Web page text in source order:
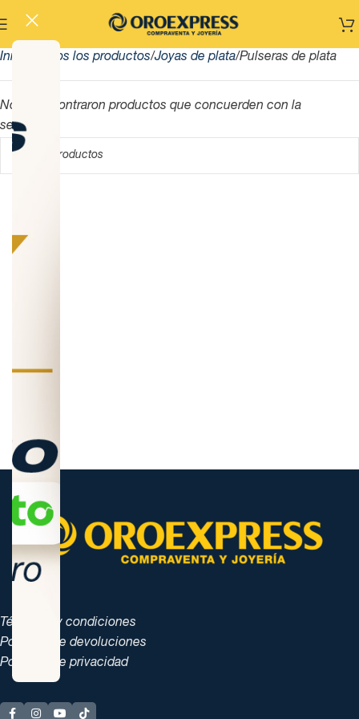
Inicio Todos los productos Joyas de plata Pulseras de plata
No se encontraron productos que concuerden con la
selección.
Términos y condiciones
Políticas de devoluciones
Políticas de privacidad